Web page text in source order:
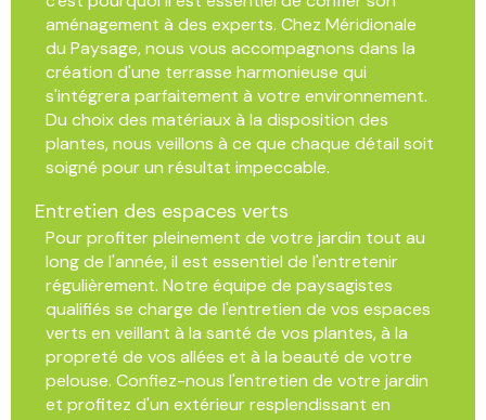
aménagement à des experts. Chez Méridionale
du Paysage, nous vous accompagnons dans la
création d'une terrasse harmonieuse qui
s'intégrera parfaitement à votre environnement.
Du choix des matériaux à la disposition des
plantes, nous veillons à ce que chaque détail soit
soigné pour un résultat impeccable.
Entretien des espaces verts
Pour profiter pleinement de votre jardin tout au
long de l'année, il est essentiel de l'entretenir
régulièrement. Notre équipe de paysagistes
qualifiés se charge de l'entretien de vos espaces
verts en veillant à la santé de vos plantes, à la
propreté de vos allées et à la beauté de votre
pelouse. Confiez-nous l'entretien de votre jardin
et profitez d'un extérieur resplendissant en